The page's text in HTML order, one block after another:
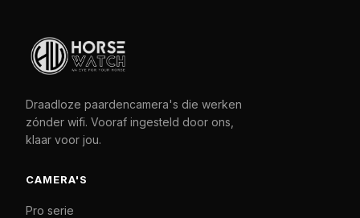
Draadloze paardencamera's die werken
zónder wifi. Vooraf ingesteld door ons,
klaar voor jou.
CAMERA'S
Pro serie